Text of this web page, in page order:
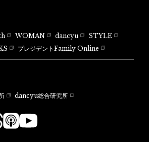
WOMAN dancyu
STYLE
プレジデントFamily Online
dancyu総合研究所